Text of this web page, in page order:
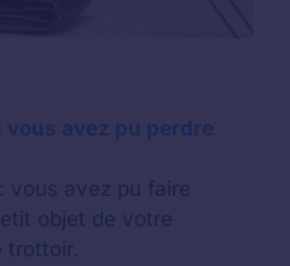
vous avez pu perdre
: vous avez pu faire
objet de votre
trottoir.